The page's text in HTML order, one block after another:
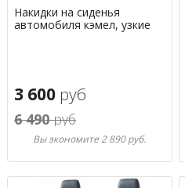
Накидки на сиденья
автомобиля кэмел, узкие
3 600 руб
6 490руб
Вы экономите 2 890 руб.